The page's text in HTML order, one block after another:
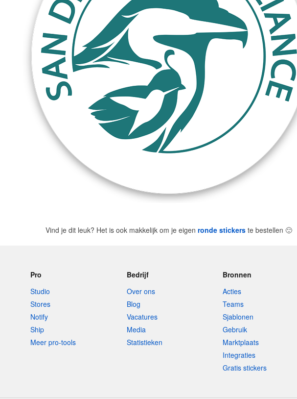
Vind je dit leuk? Het is ook makkelijk om je eigen ronde stickers te bestellen 🙂
Pro
Studio
Stores
Notify
Ship
Meer pro-tools
Bedrijf
Over ons
Blog
Vacatures
Media
Statistieken
Bronnen
Acties
Teams
Sjablonen
Gebruik
Marktplaats
Integraties
Gratis stickers